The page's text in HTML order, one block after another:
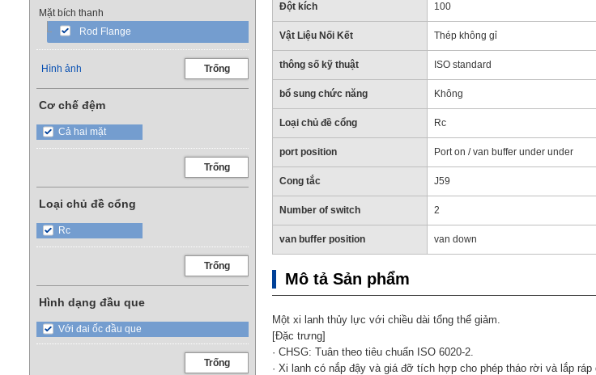
Mặt bích thanh
Rod Flange
Hình ảnh Trống
Cơ chế đệm
Cả hai mặt
Trống
Loại chủ đề cổng
Rc
Trống
Hình dạng đầu que
Với đai ốc đầu que
Trống
Đột kích 100
Vật Liệu Nối Kết Thép không gỉ
thông số kỹ thuật ISO standard
bổ sung chức năng Không
Loại chủ đề cổng Rc
port position Port on / van buffer under under
Cong tắc J59
Number of switch 2
van buffer position van down
Mô tả Sản phẩm
Một xi lanh thủy lực với chiều dài tổng thể giảm.
[Đặc trưng]
· CHSG: Tuân theo tiêu chuẩn ISO 6020-2.
· Xi lanh có nắp đậy và giá đỡ tích hợp cho phép tháo rời và lắp ráp